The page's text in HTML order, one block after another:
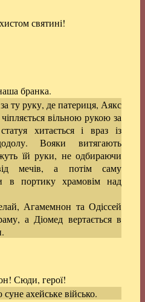
святині!
бранка.
ту руку, де патериця, Аякс
вільною рукою за
хитається і враз із
Вояки витягають
їй руки, не одбираючи
мечів, а потім саму
в портику храмовім над
Агамемнон та Одіссей
а Діомед вертається в
Сюди, герої!
ахейське військо.